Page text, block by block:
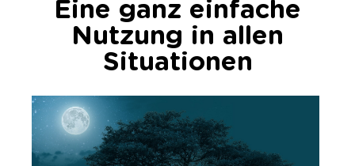
Eine ganz einfache
Nutzung in allen
Situationen